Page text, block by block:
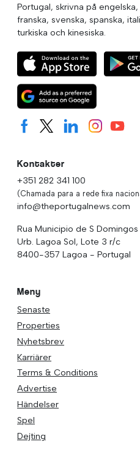
Portugal, skrivna på
franska, svenska, spanska,
turkiska och kinesiska.
Kontakter
+351 282 341 100
(Chamada para a rede fixa
info@theportugalnews.com
Rua Municipio de S Domingos
Urb. Lagoa Sol, Lote 3 r/c
8400-357 Lagoa - Portugal
Meny
Senaste
Properties
Nyhetsbrev
Karriärer
Terms & Conditions
Advertise
Händelser
Spel
Dejting